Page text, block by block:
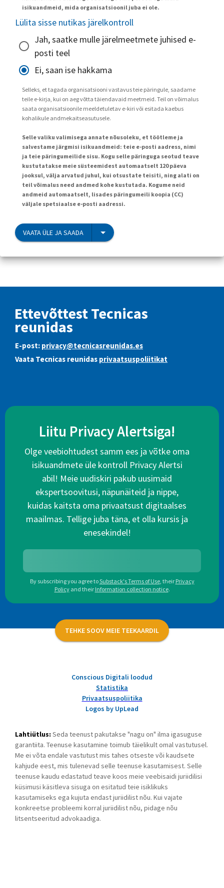
isikuandmeid, mida organisatsioonil juba ei ole.
Lülita sisse nutikas järelkontroll
Jah, saatke mulle järelmeetmete juhised e-
posti teel
Ei, saan ise hakkama
Selleks, et tagada organisatsiooni vastavus teie päringule, saadame
teile e-kirja, kui on aeg võtta täiendavaid meetmeid. Teil on võimalus
saata organisatsioonile meeldetuletav e-kiri või esitada kaebus
kohalikule andmekaitseasutusele.
Selle valiku valimisega annate nõusoleku, et töötleme ja
salvestame järgmisi isikuandmeid: teie e-posti aadress, nimi
ja teie päringumeilide sisu. Kogu selle päringuga seotud teave
kustutatakse meie süsteemidest automaatselt 120 päeva
jooksul, välja arvatud juhul, kui otsustate teisiti, ning alati on
teil võimalus need andmed kohe kustutada. Kogume neid
andmeid automaatselt, lisades päringumeili koopia (CC)
väljale spetsiaalse e-posti aadressi.
VAATA ÜLE JA SAADA
Ettevõttest Tecnicas
reunidas
E-post: privacy@tecnicasreunidas.es
Vaata Tecnicas reunidas privaatsuspoliitikat
Liitu Privacy Alertsiga!
Olge veebiohtudest samm ees ja võtke oma
isikuandmete üle kontroll Privacy Alertsi
abil! Meie uudiskiri pakub uusimaid
ekspertsoovitusi, näpunäiteid ja nippe,
kuidas kaitsta oma privaatsust digitaalses
maailmas. Tellige juba täna, et olla kursis ja
enesekindel!
By subscribing you agree toSubstack's Terms of Use, their Privacy
Policy and their Information collection notice.
TEHKE SOOV MEIE TEEKAARDIL
Conscious Digitali loodud
Statistika
Privaatsuspoliitika
Logos by UpLead
Lahtiütlus: Seda teenust pakutakse "nagu on" ilma igasuguse
garantiita. Teenuse kasutamine toimub täielikult omal vastutusel.
Me ei võta endale vastutust mis tahes otseste või kaudsete
kahjude eest, mis tulenevad selle teenuse kasutamisest. Selle
teenuse kaudu edastatud teave koos meie veebisaidi juriidilisi
küsimusi käsitleva sisuga on esitatud teie isiklikuks
kasutamiseks ega kujuta endast juriidilist nõu. Kui vajate
konkreetse probleemi korral juriidilist nõu, pidage nõu
litsentseeritud advokaadiga.